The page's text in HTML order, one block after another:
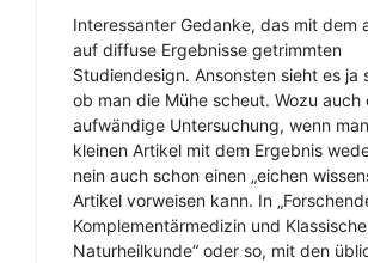
Interessanter Gedanke, das mit dem
auf diffuse Ergebnisse getrimmten
Studiendesign. Ansonsten sieht es ja
ob man die Mühe scheut. Wozu auch
aufwändige Untersuchung, wenn
kleinen Artikel mit dem Ergebnis
nein auch schon einen „eichen
Artikel vorweisen kann. In
Komplementärmedizin und Klassische
Naturheilkunde“ oder so, mit den